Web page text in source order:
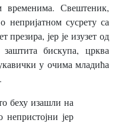
Свештеник,
сусрету са
јер је изузет од
бискупа, црква
у очима младића
беху изашли на
јер